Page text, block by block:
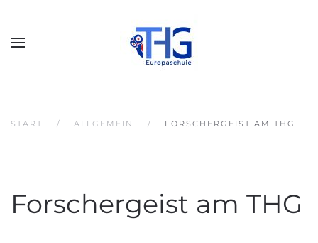
START ALLGEMEIN FORSCHERGEIST AM THG
Forschergeist am THG